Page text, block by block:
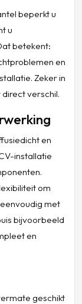
beperkt u
u
betekent:
en
Zeker in
verschil.
en
installatie
om
met
bijvoorbeeld
en
geschikt